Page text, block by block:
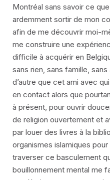
Montréal sans savoir ce
ardemment sortir de mon
afin de me découvrir moi-
me construire une
difficile à acquérir en
sans rien, sans famille,
d’autre que cet ami avec
en contact alors que
à présent, pour ouvrir
de religion ouvertement et
par louer des livres à la
organismes islamiques
traverser ce basculement
bouillonnement mental me